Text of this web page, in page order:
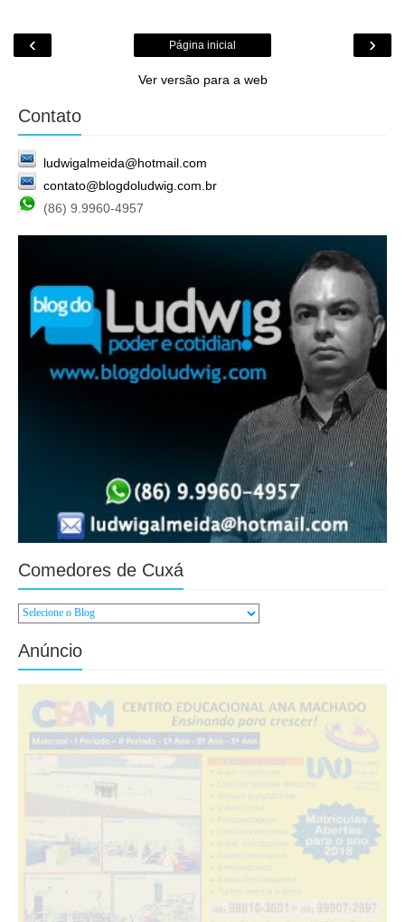
‹ ›
Página inicial
Ver versão para a web
Contato
ludwigalmeida@hotmail.com
contato@blogdoludwig.com.br
(86) 9.9960-4957
Comedores de Cuxá
Anúncio